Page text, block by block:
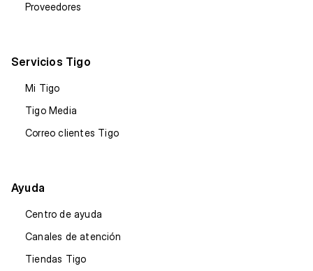
Proveedores
Servicios Tigo
Mi Tigo
Tigo Media
Correo clientes Tigo
Ayuda
Centro de ayuda
Canales de atención
Tiendas Tigo